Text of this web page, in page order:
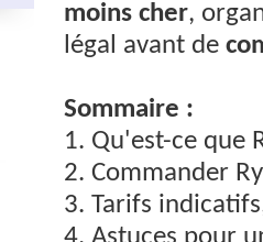
moins cher,
légal avant de
Sommaire :
1. Qu'est-ce que
2. Commander
3. Tarifs